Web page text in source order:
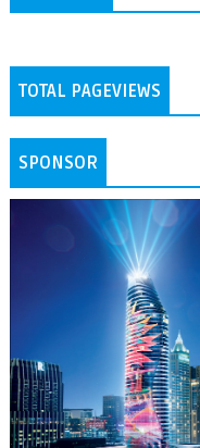
TOTAL PAGEVIEWS
SPONSOR